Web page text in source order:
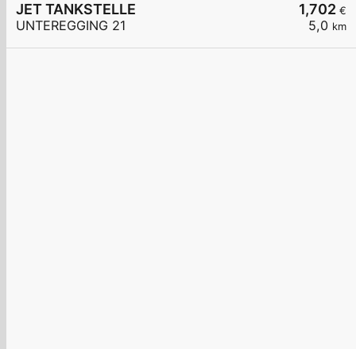
1,702 €
5,0 km
JET TANKSTELLE
UNTEREGGING 21